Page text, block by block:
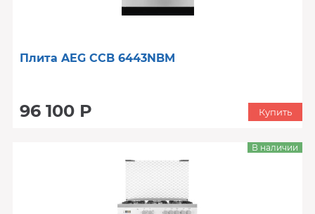
Плита AEG CCB 6443NBM
96 100 Р Купить
В наличии